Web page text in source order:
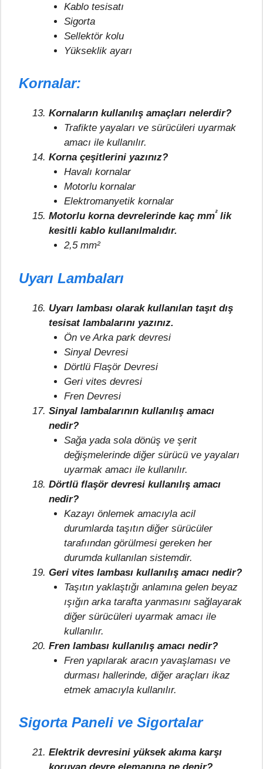
Kablo tesisatı
Sigorta
Sellektör kolu
Yükseklik ayarı
Kornalar:
Kornaların kullanılış amaçları nelerdir?
Trafikte yayaları ve sürücüleri uyarmak
amacı ile kullanılır.
Korna çeşitlerini yazınız?
Havalı kornalar
Motorlu kornalar
Elektromanyetik kornalar
Motorlu korna devrelerinde kaç mm² lik
kesitli kablo kullanılmalıdır.
2,5 mm²
Uyarı Lambaları
Uyarı lambası olarak kullanılan taşıt dış
tesisat lambalarını yazınız.
Ön ve Arka park devresi
Sinyal Devresi
Dörtlü Flaşör Devresi
Geri vites devresi
Fren Devresi
Sinyal lambalarının kullanılış amacı
nedir?
Sağa yada sola dönüş ve şerit
değişmelerinde diğer sürücü ve yayaları
uyarmak amacı ile kullanılır.
Dörtlü flaşör devresi kullanılış amacı
nedir?
Kazayı önlemek amacıyla acil
durumlarda taşıtın diğer sürücüler
tarafıından görülmesi gereken her
durumda kullanılan sistemdir.
Geri vites lambası kullanılış amacı nedir?
Taşıtın yaklaştığı anlamına gelen beyaz
ışığın arka tarafta yanmasını sağlayarak
diğer sürücüleri uyarmak amacı ile
kullanılır.
Fren lambası kullanılış amacı nedir?
Fren yapılarak aracın yavaşlaması ve
durması hallerinde, diğer araçları ikaz
etmek amacıyla kullanılır.
Sigorta Paneli ve Sigortalar
Elektrik devresini yüksek akıma karşı